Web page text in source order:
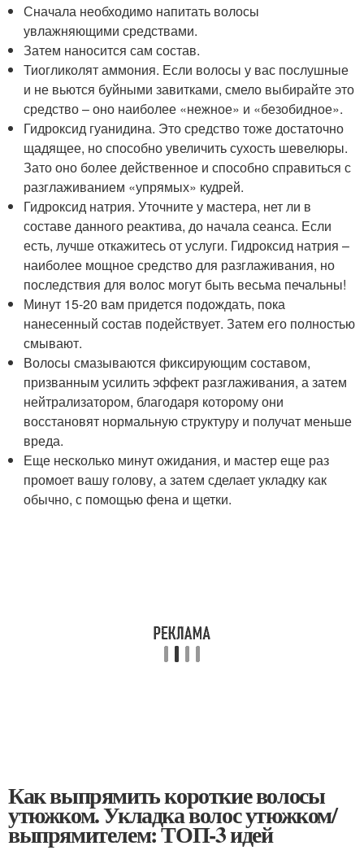
Сначала необходимо напитать волосы
увлажняющими средствами.
Затем наносится сам состав.
Тиогликолят аммония. Если волосы у вас послушные
и не вьются буйными завитками, смело выбирайте это
средство – оно наиболее «нежное» и «безобидное».
Гидроксид гуанидина. Это средство тоже достаточно
щадящее, но способно увеличить сухость шевелюры.
Зато оно более действенное и способно справиться с
разглаживанием «упрямых» кудрей.
Гидроксид натрия. Уточните у мастера, нет ли в
составе данного реактива, до начала сеанса. Если
есть, лучше откажитесь от услуги. Гидроксид натрия –
наиболее мощное средство для разглаживания, но
последствия для волос могут быть весьма печальны!
Минут 15-20 вам придется подождать, пока
нанесенный состав подействует. Затем его полностью
смывают.
Волосы смазываются фиксирующим составом,
призванным усилить эффект разглаживания, а затем
нейтрализатором, благодаря которому они
восстановят нормальную структуру и получат меньше
вреда.
Еще несколько минут ожидания, и мастер еще раз
промоет вашу голову, а затем сделает укладку как
обычно, с помощью фена и щетки.
Как выпрямить короткие волосы
утюжком. Укладка волос утюжком/
выпрямителем: ТОП-3 идей